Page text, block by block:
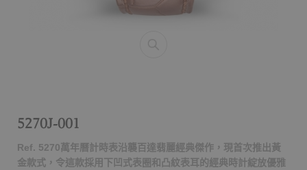
5270J-001
Ref. 5270萬年曆計時表沿襲百達翡麗經典傑作，現首次推出黃
金款式，令這款採用下凹式表圈和凸紋表耳的經典時計綻放優雅